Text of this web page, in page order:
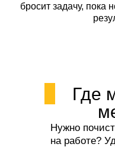
бросит задачу, пока
Где
Нужно
на работе?